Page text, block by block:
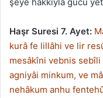
şeye hakkıyla gücü
Haşr Suresi 7. Ayet:
kurâ fe lillâhi ve lir
mesâkîni vebnis
agniyâi minkum, ve
nehâkum anhu